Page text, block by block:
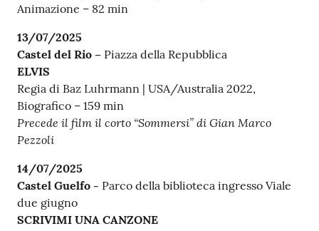
Animazione – 82 min
13/07/2025
Castel del Rio – Piazza della Repubblica
ELVIS
Regia di Baz Luhrmann | USA/Australia 2022,
Biografico – 159 min
Precede il film il corto “Sommersi” di Gian Marco
Pezzoli
14/07/2025
Castel Guelfo - Parco della biblioteca ingresso Viale
due giugno
SCRIVIMI UNA CANZONE